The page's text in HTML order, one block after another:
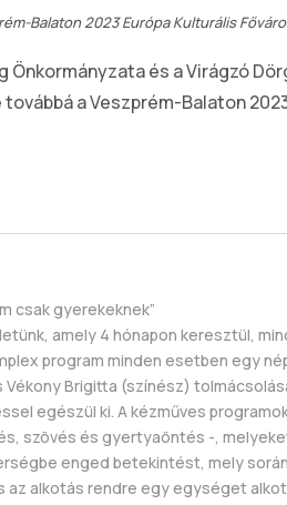
Balaton 2023 Európa Kulturális
Önkormányzata és a Virágzó
a Veszprém-Balaton
csak gyerekeknek”
amely 4 hónapon keresztül,
program minden esetben egy
Brigitta (színész)
egészül ki. A kézműves
szövés és gyertyaöntés -,
enged betekintést, mely
az alkotás rendre egy egységet